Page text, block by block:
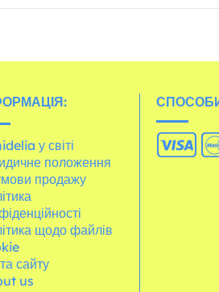
у світі
положення
продажу
щодо файлів
сайту
us